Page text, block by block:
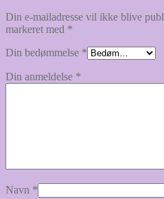
Din e-mailadresse vil ikke blive
markeret med *
Din bedømmelse *
Din anmeldelse *
Navn *